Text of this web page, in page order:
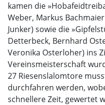
kamen die
Weber, Markus
Junker) sowie die
Detterbeck, Bernhard
Veronika Osterloher) ins
Vereinsmeisterschaft
27 Riesenslalomtore
durchfahren werden,
schnellere Zeit, gewertet